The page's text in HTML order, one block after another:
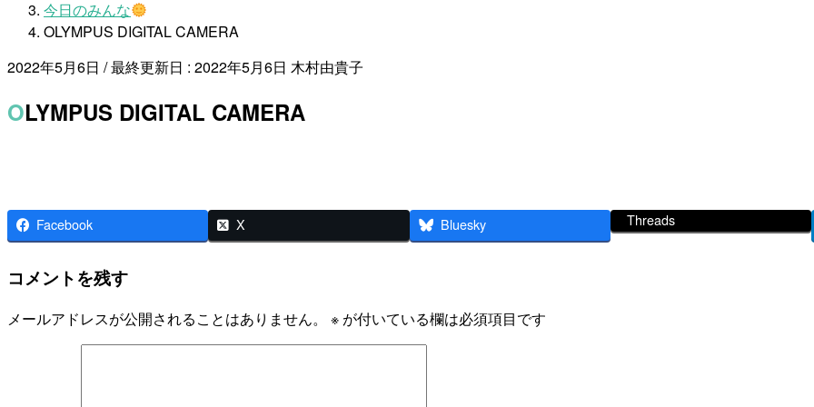
今日のみんな
OLYMPUS DIGITAL CAMERA
2022年5月6日 / 最終更新日 : 2022年5月6日 木村由貴子
OLYMPUS DIGITAL CAMERA
Facebook X Bluesky Threads
コメントを残す
メールアドレスが公開されることはありません。 ※ が付いている欄は必須項目です